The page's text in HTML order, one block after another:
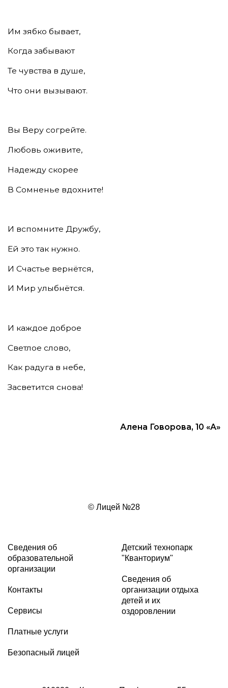
Им зябко бывает,
Когда забывают
Те чувства в душе,
Что они вызывают.
Вы Веру согрейте.
Любовь оживите,
Надежду скорее
В Сомненье вдохните!
И вспомните Дружбу,
Ей это так нужно.
И Счастье вернётся,
И Мир улыбнётся.
И каждое доброе
Светлое слово,
Как радуга в небе,
Засветится снова!
Алена Говорова, 10 «А»
© Лицей №28
Сведения об
образовательной
организации
Контакты
Сервисы
Платные услуги
Безопасный лицей
Детский технопарк
"Кванториум"
Сведения об
организации отдыха
детей и их
оздоровлении